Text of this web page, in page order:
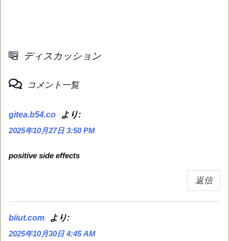
ディスカッション
コメント一覧
gitea.b54.co より:
2025年10月27日 3:50 PM
positive side effects
返信
biiut.com より:
2025年10月30日 4:45 AM